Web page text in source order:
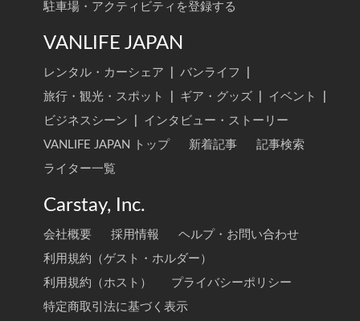
駐車場・アクティビティを登録する
VANLIFE JAPAN
レンタル・カーシェア バンライフ
旅行・観光・スポット
ギア・グッズ イベント
ビジネスシーン
インタビュー・ストーリー
VANLIFE JAPAN トップ
新着記事
記事検索
ライター一覧
Carstay, Inc.
会社概要 採用情報
ヘルプ・お問い合わせ
利用規約（ゲスト・ホルダー）
利用規約（ホスト）
プライバシーポリシー
特定商取引法に基づく表示